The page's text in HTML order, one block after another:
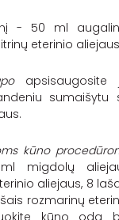
- 50 ml
eterinio
apsisaugosite
sumaišytu
kūno
migdolų
aliejaus, 8
rozmarinų
kūno odą